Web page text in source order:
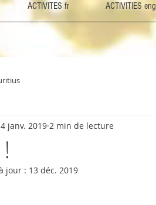
ACTIVITES fr ACTIVITIES eng
janv. 2019 2 min de lecture
jour : 13 déc. 2019